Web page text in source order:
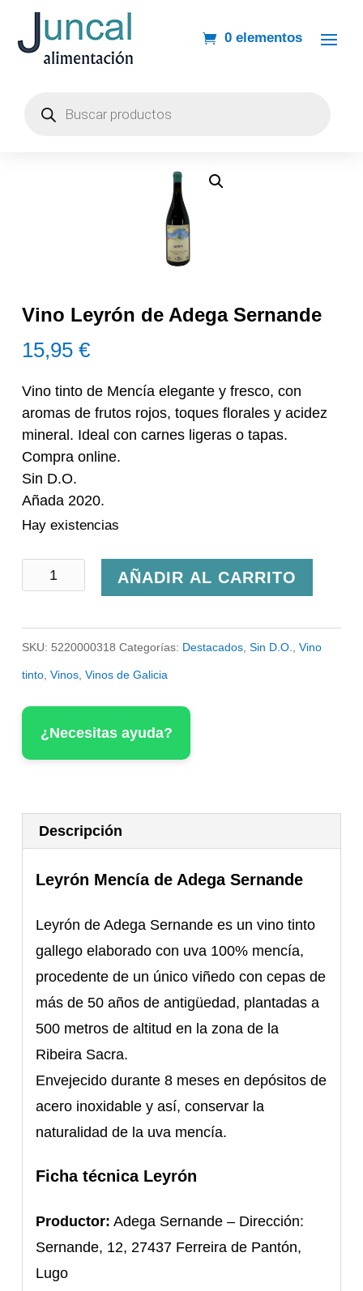
0 elementos
Vino Leyrón de Adega Sernande
15,95€
Vino tinto de Mencía elegante y fresco, con
aromas de frutos rojos, toques florales y acidez
mineral. Ideal con carnes ligeras o tapas.
Compra online.
Sin D.O.
Añada 2020.
Hay existencias
Vino
de
Adega
Sernande
cantidad
AÑADIR AL CARRITO
SKU: 5220000318 Categorías: Destacados,Sin D.O.,Vino
tinto,Vinos,Vinos de Galicia
¿Necesitas ayuda?
Descripción
Leyrón Mencía de Adega Sernande
Leyrón de Adega Sernande es un vino tinto
gallego elaborado con uva 100% mencía,
procedente de un único viñedo con cepas de
más de 50 años de antigüedad, plantadas a
500 metros de altitud en la zona de la
Ribeira Sacra.
Envejecido durante 8 meses en depósitos de
acero inoxidable y así, conservar la
naturalidad de la uva mencía.
Ficha técnica Leyrón
Productor: Adega Sernande – Dirección:
Sernande, 12, 27437 Ferreira de Pantón,
Lugo